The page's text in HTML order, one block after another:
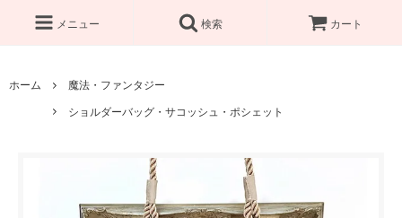
メニュー 検索 カート
ホーム
魔法・ファンタジー
ショルダーバッグ・サコッシュ・ポシェット